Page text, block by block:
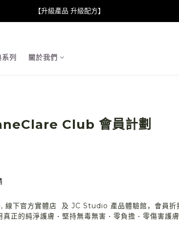
薈在iida Award Milan 2024 Professional Award 勇奪
【升級產品 升級配方】
列 關於我們
Club 會員計劃
下官方實體店 及 JC Studio 產品體驗館，會員折
正的純淨護膚 • 堅持無毒無害 • 零負擔 • 零傷害護